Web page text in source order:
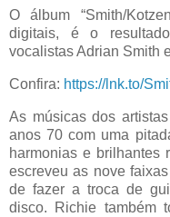
O álbum “Smith/
digitais, é o
vocalistas Adrian Smith
Confira: https://lnk.to/
As músicas dos
anos 70 com uma
harmonias e brilhantes
escreveu as nove
de fazer a troca de
disco. Richie também